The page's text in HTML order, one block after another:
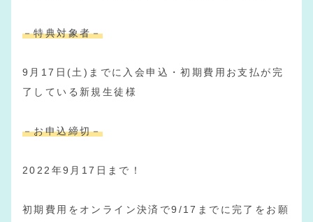
－特典対象者－
9月17日(土)までに入会申込・初期費用お支払が完
了している新規生徒様
－お申込締切－
2022年9月17日まで！
初期費用をオンライン決済で9/17までに完了をお願